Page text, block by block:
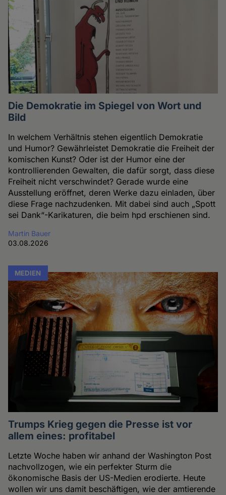
Die Demokratie im Spiegel von Wort und
Bild
In welchem Verhältnis stehen eigentlich Demokratie
und Humor? Gewährleistet Demokratie die Freiheit der
komischen Kunst? Oder ist der Humor eine der
kontrollierenden Gewalten, die dafür sorgt, dass diese
Freiheit nicht verschwindet? Gerade wurde eine
Ausstellung eröffnet, deren Werke dazu einladen, über
diese Frage nachzudenken. Mit dabei sind auch „Spott
sei Dank“-Karikaturen, die beim hpd erschienen sind.
Martin Bauer
03.08.2026
MEDIEN
Trumps Krieg gegen die Presse ist vor
allem eines: profitabel
Letzte Woche haben wir anhand der Washington Post
nachvollzogen, wie ein perfekter Sturm die
ökonomische Basis der US-Medien erodierte. Heute
wollen wir uns damit beschäftigen, wie der amtierende